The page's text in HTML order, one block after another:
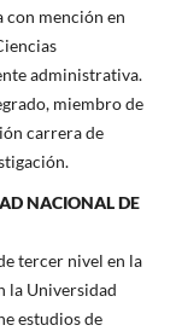
con mención en
administrativa.
miembro de
carrera de
NACIONAL DE
tercer nivel en la
la Universidad
estudios de